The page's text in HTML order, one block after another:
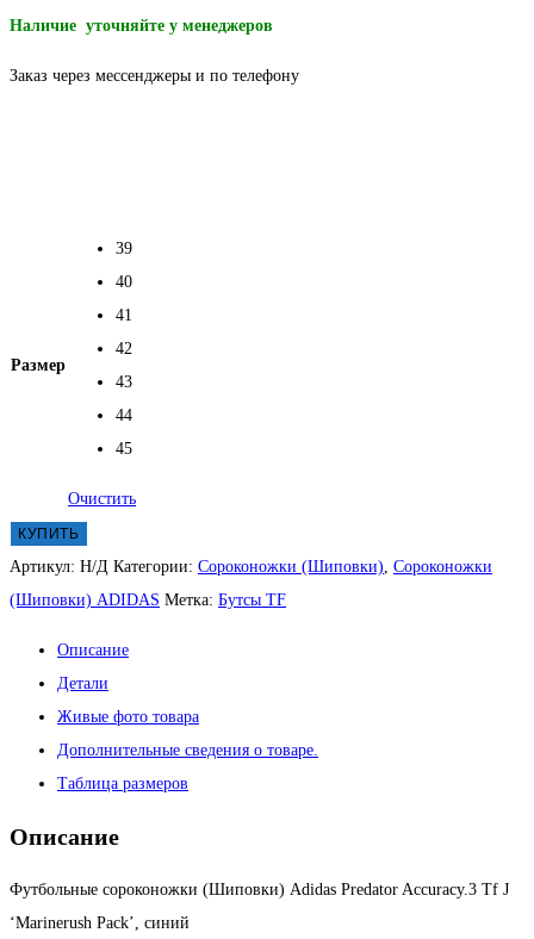
Наличие уточняйте у менеджеров
Заказ через мессенджеры и по телефону
Размер
39
40
41
42
43
44
45
Очистить
КУПИТЬ
Артикул: Н/Д Категории: Сороконожки (Шиповки) Сороконожки
(Шиповки) ADIDAS Метка: Бутсы TF
Описание
Детали
Живые фото товара
Дополнительные сведения о товаре.
Таблица размеров
Описание
Футбольные сороконожки (Шиповки) Adidas Predator Accuracy.3 Tf J
‘Marinerush Pack’, синий